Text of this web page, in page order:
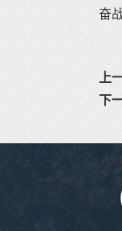
奋
上
下